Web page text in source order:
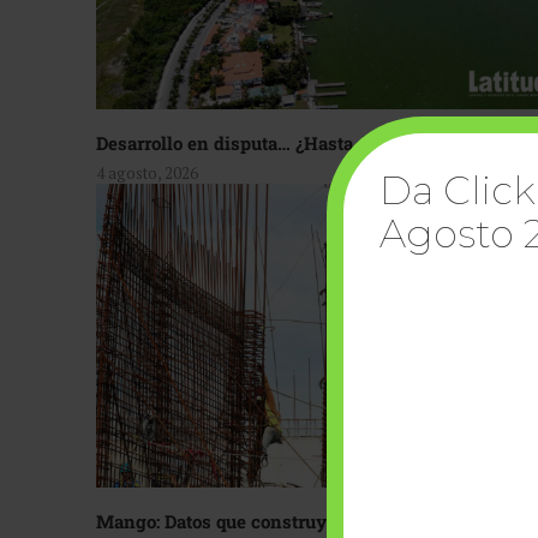
Desarrollo en disputa… ¿Hasta dónde crecer?
4 agosto, 2026
Mango: Datos que construyen confianza
Da
Agosto